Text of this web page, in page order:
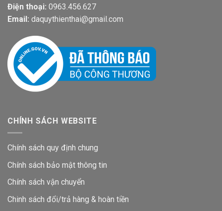
Điện thoại: 0963.456.627
Email: daquythienthai@gmail.com
CHÍNH SÁCH WEBSITE
Chính sách quy định chung
Chính sách bảo mật thông tin
Chính sách vận chuyển
Chinh sách đổi/trả hàng & hoàn tiền